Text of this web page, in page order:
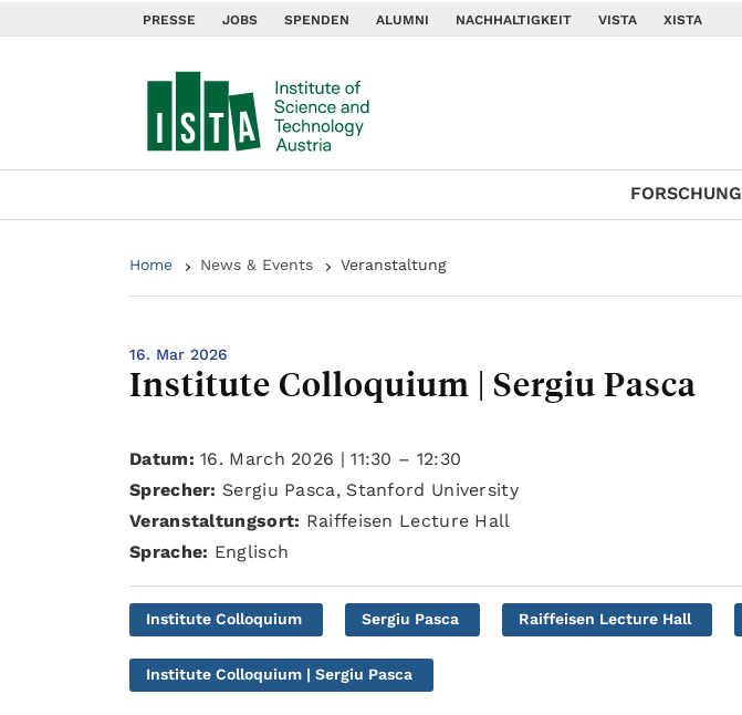
PRESSE JOBS SPENDEN ALUMNI NACHHALTIGKEIT VISTA XISTA
FORSCHUNG
Home News & Events Veranstaltung
16. Mar 2026
Institute Colloquium | Sergiu Pasca
Datum: 16. March 2026 | 11:30 – 12:30
Sprecher: Sergiu Pasca, Stanford University
Veranstaltungsort: Raiffeisen Lecture Hall
Sprache: Englisch
Institute Colloquium Sergiu Pasca Raiffeisen Lecture Hall
Institute Colloquium | Sergiu Pasca